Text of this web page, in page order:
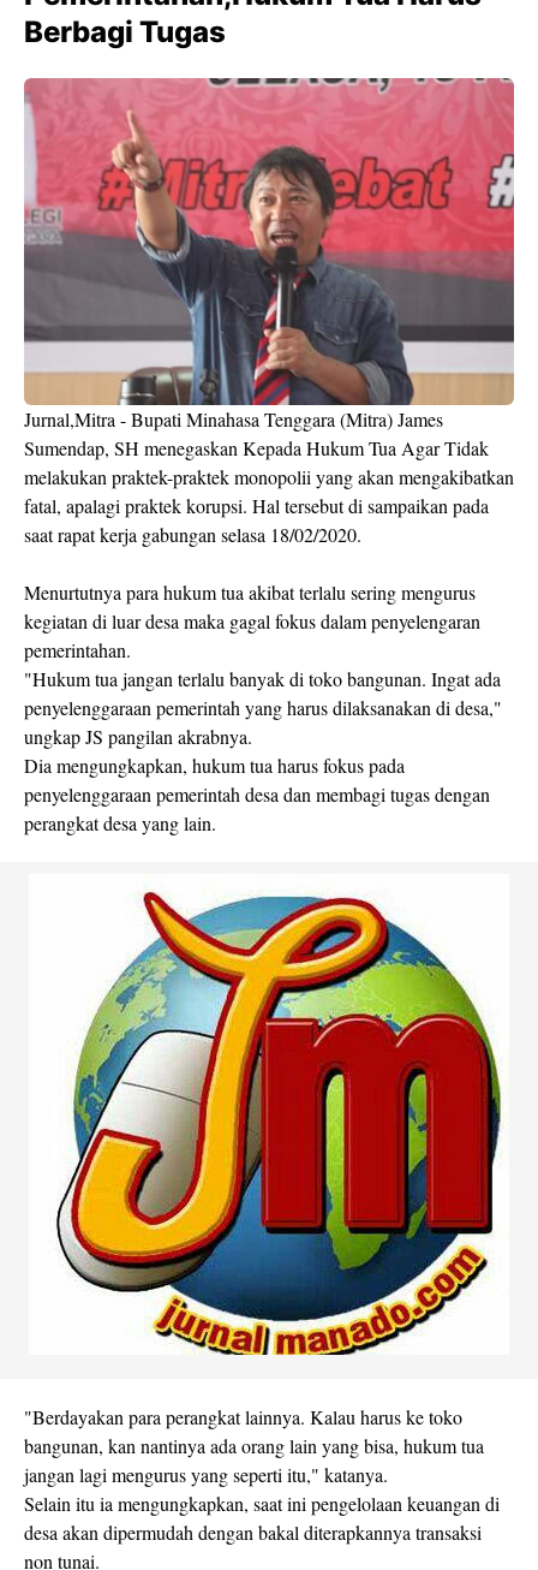
Berbagi Tugas
Jurnal,Mitra - Bupati Minahasa Tenggara (Mitra) James
Sumendap, SH menegaskan Kepada Hukum Tua Agar Tidak
melakukan praktek-praktek monopolii yang akan mengakibatkan
fatal, apalagi praktek korupsi. Hal tersebut di sampaikan pada
saat rapat kerja gabungan selasa 18/02/2020.
Menurtutnya para hukum tua akibat terlalu sering mengurus
kegiatan di luar desa maka gagal fokus dalam penyelengaran
pemerintahan.
"Hukum tua jangan terlalu banyak di toko bangunan. Ingat ada
penyelenggaraan pemerintah yang harus dilaksanakan di desa,"
ungkap JS pangilan akrabnya.
Dia mengungkapkan, hukum tua harus fokus pada
penyelenggaraan pemerintah desa dan membagi tugas dengan
perangkat desa yang lain.
"Berdayakan para perangkat lainnya. Kalau harus ke toko
bangunan, kan nantinya ada orang lain yang bisa, hukum tua
jangan lagi mengurus yang seperti itu," katanya.
Selain itu ia mengungkapkan, saat ini pengelolaan keuangan di
desa akan dipermudah dengan bakal diterapkannya transaksi
non tunai.